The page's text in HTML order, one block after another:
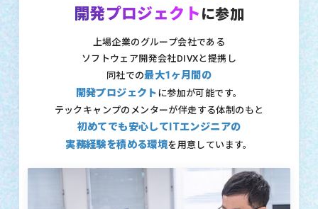
開発プロジェクト に参加
上場企業のグループ会社である
ソフトウェア開発会社DIVXと提携し
同社での最大1ヶ月間の
開発プロジェクト に参加が可能です。
テックキャンプのメンターが伴走する体制のもと
初めてでも安心してITエンジニアの
実務経験を積める環境を用意しています。